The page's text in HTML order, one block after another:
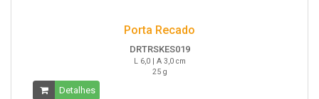
Porta Recado
DRTRSKES019
L 6,0 | A 3,0 cm
25 g
Detalhes